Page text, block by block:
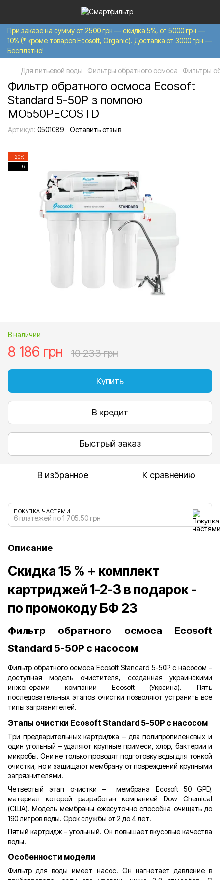
При заказе на сумму от 2500 грн — скидка 5%, от 5000 грн —
10% (* кроме товаров Ecosoft, Organic). Доставка от 3000 грн —
Бесплатно!
Для питьевой воды Фильтры обратного осмоса Фильтры
Фильтр обратного осмоса Ecosoft
Standard 5-50P з помпою
MO550PECOSTD
Артикул: 0501089 Оставить отзыв
−20%
6
В наличии
8 186 грн 10 233 грн
Купить
В кредит
Быстрый заказ
В избранное К сравнению
ПОКУПКА ЧАСТЯМИ
6 платежей по 1 705.50 грн
Описание
Скидка 15 % + комплект
картриджей 1-2-3 в подарок -
по промокоду БФ 23
Фильтр обратного осмоса Ecosoft
Standard 5-50P с насосом
Фильтр обратного осмоса Ecosoft Standard 5-50P с насосом –
доступная модель очистителя, созданная украинскими
инженерами компании Ecosoft (Украина). Пять
последовательных этапов очистки позволяют устранить все
типы загрязнителей.
Этапы очистки Ecosoft Standard 5-50P с насосом
Три предварительных картриджа – два полипропиленовых и
один угольный – удаляют крупные примеси, хлор, бактерии и
микробы. Они не только проводят подготовку воды для тонкой
очистки, но и защищают мембрану от повреждений крупными
загрязнителями.
Четвертый этап очистки – мембрана Ecosoft 50 GPD,
материал которой разработан компанией Dow Chemical
(США). Модель мембраны ежесуточно способна очищать до
190 литров воды. Срок службы от 2 до 4 лет.
Пятый картридж – угольный. Он повышает вкусовые качества
воды.
Особенности модели
Фильтр для воды имеет насос. Он нагнетает давление в